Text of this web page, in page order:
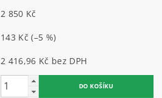
2 850 Kč
143 Kč(–5 %)
2 416,96 Kč bez DPH